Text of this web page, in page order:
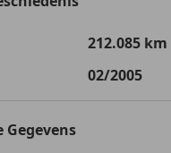
212.085 km
02/2005
Gegevens